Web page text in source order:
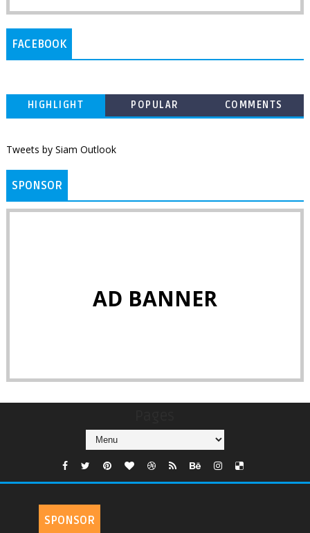
FACEBOOK
HIGHLIGHT POPULAR COMMENTS
Tweets by Siam Outlook
SPONSOR
AD BANNER
SPONSOR